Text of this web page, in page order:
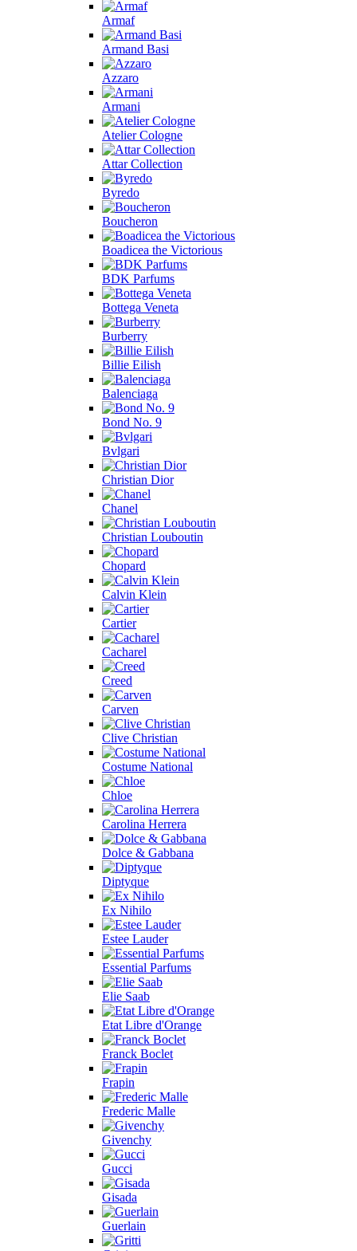
Armaf
Armand Basi
Azzaro
Armani
Atelier Cologne
Attar Collection
Byredo
Boucheron
Boadicea the Victorious
BDK Parfums
Bottega Veneta
Burberry
Billie Eilish
Balenciaga
Bond No. 9
Bvlgari
Christian Dior
Chanel
Christian Louboutin
Chopard
Calvin Klein
Cartier
Cacharel
Creed
Carven
Clive Christian
Costume National
Chloe
Carolina Herrera
Dolce & Gabbana
Diptyque
Ex Nihilo
Estee Lauder
Essential Parfums
Elie Saab
Etat Libre d'Orange
Franck Boclet
Frapin
Frederic Malle
Givenchy
Gucci
Gisada
Guerlain